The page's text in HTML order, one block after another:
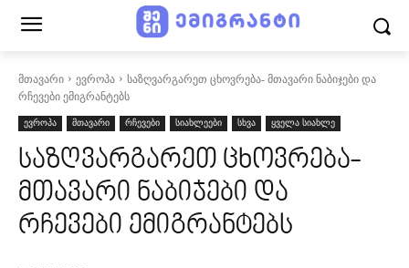
მთავარი ევროპა
საზღვარგარეთ ცხოვრება- მთავარი ნაბიჯები და
რჩევები ემიგრანტებს
ევროპა მთავარი რჩევები სიახლეები სხვა ყველა სიახლე
საზღვარგარეთ ცხოვრება-
მთავარი ნაბიჯები და
რჩევები ემიგრანტებს